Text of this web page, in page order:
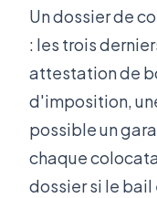
Un dossier de
: les trois
attestation de
d'imposition,
possible un
chaque
dossier si le